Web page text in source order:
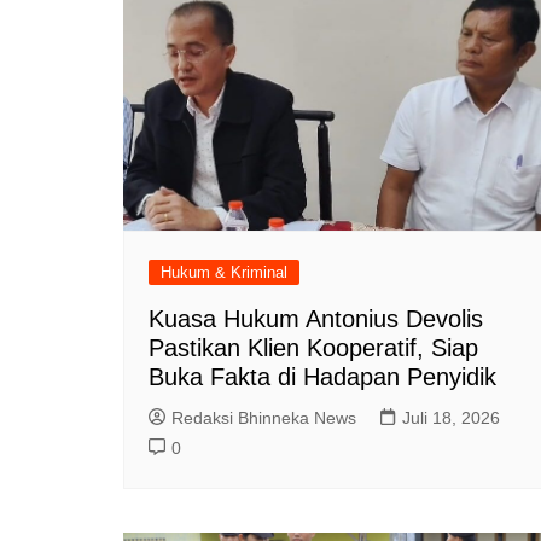
Hukum & Kriminal
Kuasa Hukum Antonius Devolis
Pastikan Klien Kooperatif, Siap
Buka Fakta di Hadapan Penyidik
Redaksi Bhinneka News
Juli 18, 2026
0